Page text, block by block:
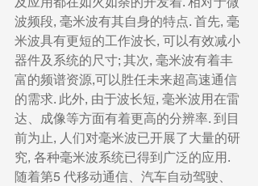
波频段, 毫米波有其自身的特点. 首先, 毫
米波具有更短的工作波长, 可以有效减小
器件及系统的尺寸; 其次, 毫米波有着丰
富的频谱资源,可以胜任未来超高速通信
的需求. 此外, 由于波长短, 毫米波用在雷
达、成像等方面有着更高的分辨率. 到目
前为止, 人们对毫米波已开展了大量的研
究, 各种毫米波系统已得到广泛的应用.
随着第5 代移动通信、汽车自动驾驶、